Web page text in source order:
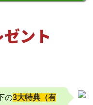
ント
の3大特典（有